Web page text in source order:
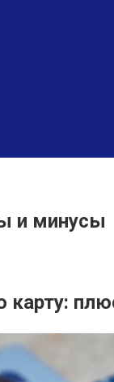
и минусы
карту: